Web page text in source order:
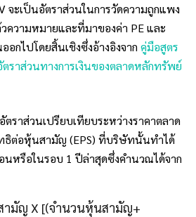
จะเป็นอัตราส่วนในการวัดความถูกแพง
ความหมายและที่มาของค่า PE และ
กไปโดยสิ้นเชิงซึ่งอ้างอิงจาก คู่มือสูตร
ราส่วนทางการเงินของตลาดหลักทรัพย์
ตราส่วนเปรียบเทียบระหว่างราคาตลาด
ธิต่อหุ้นสามัญ (EPS) ที่บริษัทนั้นทำได้
นหรือในรอบ 1 ปีล่าสุดซึ่งคำนวณได้จาก
มัญ X [(จำนวนหุ้นสามัญ+